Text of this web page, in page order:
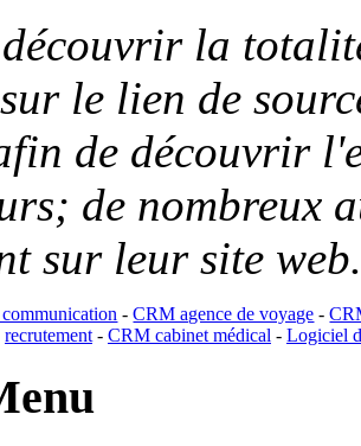
la
le lien de
de découvrir
de nombreux
sur leur site
-CRM agence de voyage -
recrutement- CRM cabinet médical- Logiciel